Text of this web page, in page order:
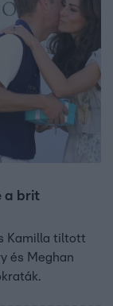
a brit
Kamilla tiltott
és Meghan